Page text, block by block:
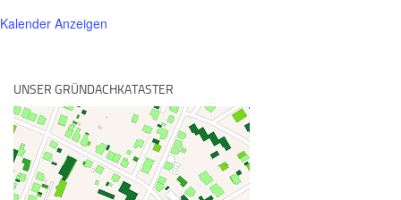
Kalender Anzeigen
UNSER GRÜNDACHKATASTER